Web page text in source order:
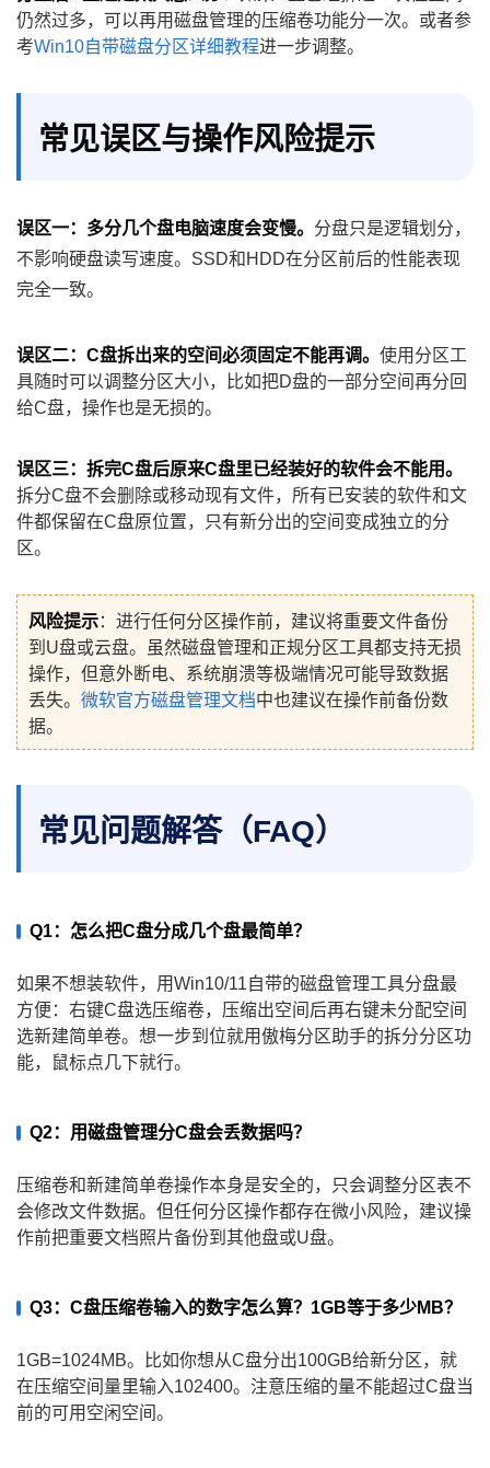
仍然过多，可以再用磁盘管理的压缩卷功能分一次。或者参
考Win10自带磁盘分区详细教程进一步调整。
常见误区与操作风险提示
误区一：多分几个盘电脑速度会变慢。 分盘只是逻辑划分，
不影响硬盘读写速度。SSD和HDD在分区前后的性能表现
完全一致。
误区二：C盘拆出来的空间必须固定不能再调。 使用分区工
具随时可以调整分区大小，比如把D盘的一部分空间再分回
给C盘，操作也是无损的。
误区三：拆完C盘后原来C盘里已经装好的软件会不能用。
拆分C盘不会删除或移动现有文件，所有已安装的软件和文
件都保留在C盘原位置，只有新分出的空间变成独立的分
区。
风险提示：进行任何分区操作前，建议将重要文件备份
到U盘或云盘。虽然磁盘管理和正规分区工具都支持无损
操作，但意外断电、系统崩溃等极端情况可能导致数据
丢失。 微软官方磁盘管理文档中也建议在操作前备份数
据。
常见问题解答（FAQ）
Q1：怎么把C盘分成几个盘最简单？
如果不想装软件，用Win10/11自带的磁盘管理工具分盘最
方便：右键C盘选压缩卷，压缩出空间后再右键未分配空间
选新建简单卷。想一步到位就用傲梅分区助手的拆分分区功
能，鼠标点几下就行。
Q2：用磁盘管理分C盘会丢数据吗？
压缩卷和新建简单卷操作本身是安全的，只会调整分区表不
会修改文件数据。但任何分区操作都存在微小风险，建议操
作前把重要文档照片备份到其他盘或U盘。
Q3：C盘压缩卷输入的数字怎么算？1GB等于多少MB？
1GB=1024MB。比如你想从C盘分出100GB给新分区，就
在压缩空间量里输入102400。注意压缩的量不能超过C盘当
前的可用空闲空间。